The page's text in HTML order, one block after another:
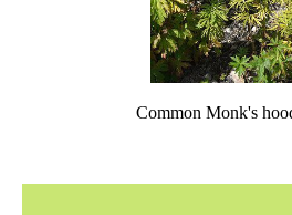
Common Monk's